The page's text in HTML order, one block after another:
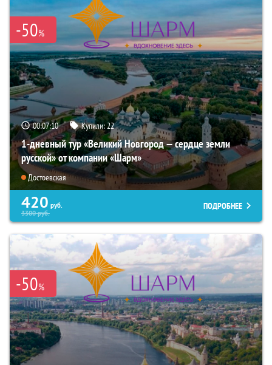
-50%
00:07:08 Купили:22
1-дневный тур «Великий Новгород — сердце земли
русской» от компании «Шарм»
Достоевская
420 руб.
3300руб.
ПОДРОБНЕЕ
-50%